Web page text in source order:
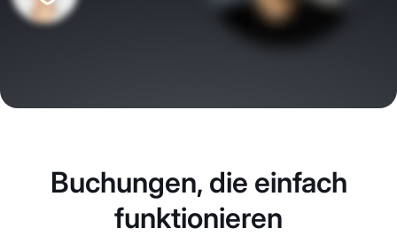
Buchungen, die einfach
funktionieren